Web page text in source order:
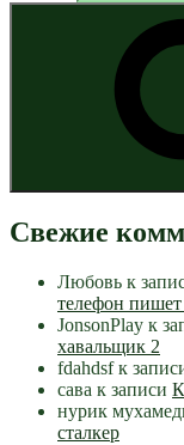
Свежие
Любовь к
телефон
JonsonPlay к
хавальщик 2
fdahdsfк
сава к записи
нурик
сталкер